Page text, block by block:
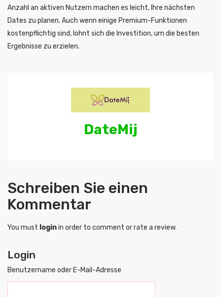
Anzahl an aktiven Nutzern machen es leicht, Ihre nächsten
Dates zu planen. Auch wenn einige Premium-Funktionen
kostenpflichtig sind, lohnt sich die Investition, um die besten
Ergebnisse zu erzielen.
DateMij
Schreiben Sie einen
Kommentar
You must loginin order to comment or rate a review.
Login
Benutzername oder E-Mail-Adresse